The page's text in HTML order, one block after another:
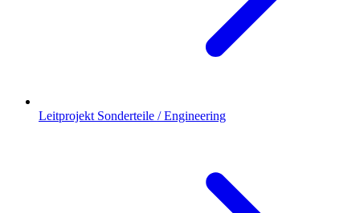
Leitprojekt Sonderteile / Engineering